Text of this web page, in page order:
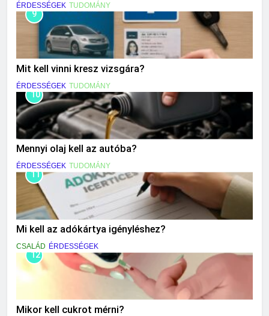
ÉRDESSÉGEK TUDOMÁNY
9
Mit kell vinni kresz vizsgára?
ÉRDESSÉGEK TUDOMÁNY
10
Mennyi olaj kell az autóba?
ÉRDESSÉGEK TUDOMÁNY
11
Mi kell az adókártya igényléshez?
CSALÁD ÉRDESSÉGEK
12
Mikor kell cukrot mérni?